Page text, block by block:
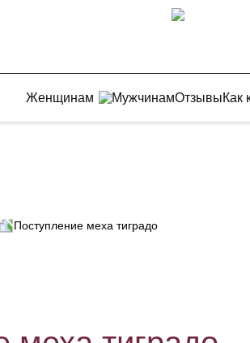
Женщинам МужчинамОтзывыКак
Поступление меха тиградо